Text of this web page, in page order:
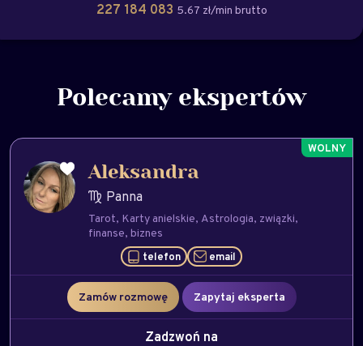
227 184 083 5.67 zł/min brutto
Polecamy ekspertów
Aleksandra
Panna
Tarot Karty anielskie Astrologia związki
finanse biznes
telefon email
Zamów rozmowę Zapytaj eksperta
Zadzwoń na